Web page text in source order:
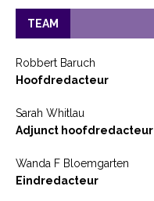
TEAM
Robbert Baruch
Hoofdredacteur
Sarah Whitlau
Adjunct hoofdredacteur
Wanda F Bloemgarten
Eindredacteur